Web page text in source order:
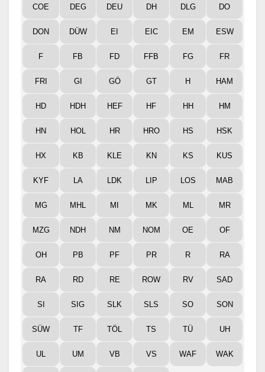
COE DEG DEU DH DLG DO
DON DÜW EI EIC EM ESW
F FB FD FFB FG FR
FRI GI GÖ GT H HAM
HD HDH HEF HF HH HM
HN HOL HR HRO HS HSK
HX KB KLE KN KS KUS
KYF LA LDK LIP LOS MAB
MG MHL MI MK ML MR
MZG NDH NM NOM OE OF
OH PB PF PR R RA
RA RD RE ROW RV SAD
SI SIG SLK SLS SO SON
SÜW TF TÖL TS TÜ UH
UL UM VB VS WAF WAK